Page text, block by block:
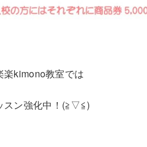
楽kimono教室では
スン強化中！(≧▽≦)